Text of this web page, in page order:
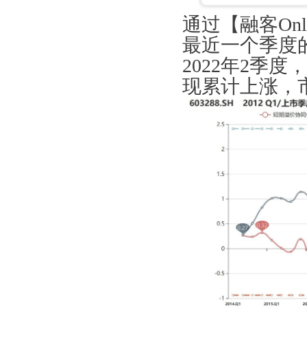
通过【融客
最近一个季度
2022年2季度
现累计上涨，